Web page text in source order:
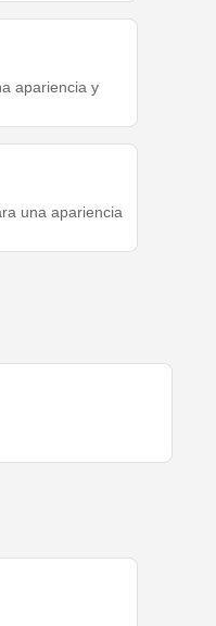
apariencia y
una apariencia